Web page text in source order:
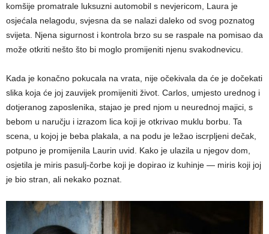
komšije promatrale luksuzni automobil s nevjericom, Laura je
osjećala nelagodu, svjesna da se nalazi daleko od svog poznatog
svijeta. Njena sigurnost i kontrola brzo su se raspale na pomisao da
može otkriti nešto što bi moglo promijeniti njenu svakodnevicu.
Kada je konačno pokucala na vrata, nije očekivala da će je dočekati
slika koja će joj zauvijek promijeniti život. Carlos, umjesto urednog i
dotjeranog zaposlenika, stajao je pred njom u neurednoj majici, s
bebom u naručju i izrazom lica koji je otkrivao muklu borbu. Ta
scena, u kojoj je beba plakala, a na podu je ležao iscrpljeni dečak,
potpuno je promijenila Laurin uvid. Kako je ulazila u njegov dom,
osjetila je miris pasulj-čorbe koji je dopirao iz kuhinje — miris koji joj
je bio stran, ali nekako poznat.